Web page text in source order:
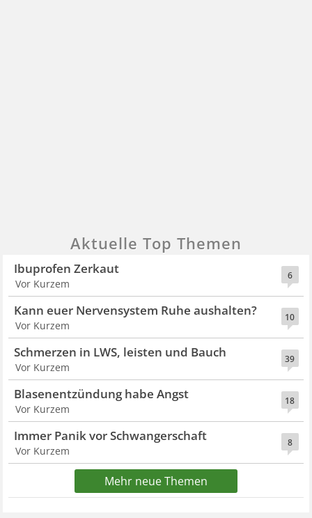
Aktuelle Top Themen
6
Ibuprofen Zerkaut
Vor Kurzem
10
Kann euer Nervensystem Ruhe aushalten?
Vor Kurzem
39
Schmerzen in LWS, leisten und Bauch
Vor Kurzem
18
Blasenentzündung habe Angst
Vor Kurzem
8
Immer Panik vor Schwangerschaft
Vor Kurzem
Mehr neue Themen